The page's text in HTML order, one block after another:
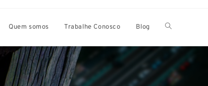
Quem somos Trabalhe Conosco Blog